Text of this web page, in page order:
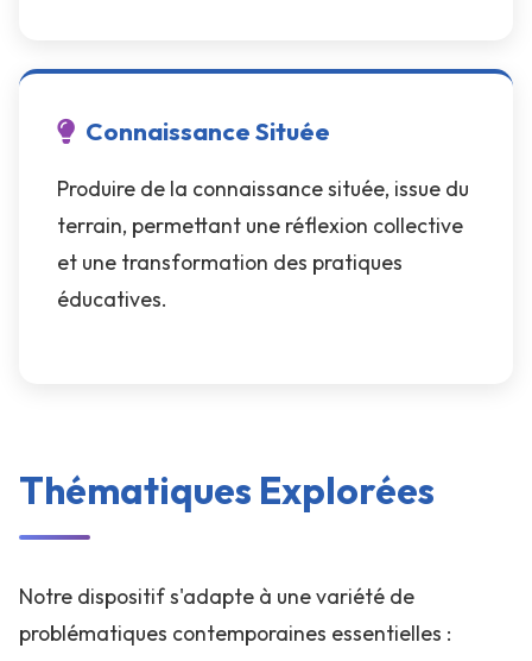
Connaissance Située
Produire de la connaissance située, issue du
terrain, permettant une réflexion collective
et une transformation des pratiques
éducatives.
Thématiques Explorées
Notre dispositif s'adapte à une variété de
problématiques contemporaines essentielles :